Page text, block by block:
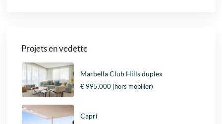
Projets en vedette
Marbella Club Hills duplex
€ 995.000(hors mobilier)
Capri